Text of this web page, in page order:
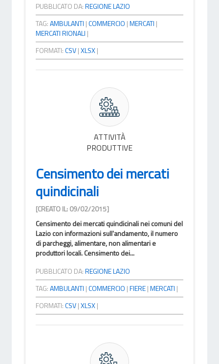
PUBBLICATO DA:REGIONE LAZIO
TAG:AMBULANTI |COMMERCIO |MERCATI |
MERCATI RIONALI |
FORMATI:CSV|XLSX|
ATTIVITÀ
PRODUTTIVE
Censimento dei mercati
quindicinali
[CREATO IL: 09/02/2015]
Censimento dei mercati quindicinali nei comuni del
Lazio con informazioni sull'andamento, il numero
di parcheggi, alimentare, non alimentari e
produttori locali. Censimento dei...
PUBBLICATO DA:REGIONE LAZIO
TAG:AMBULANTI |COMMERCIO |FIERE|MERCATI |
FORMATI:CSV|XLSX|